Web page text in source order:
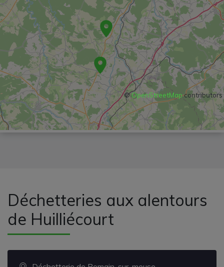
©OpenStreetMapcontributors
Déchetteries aux alentours
de Huilliécourt